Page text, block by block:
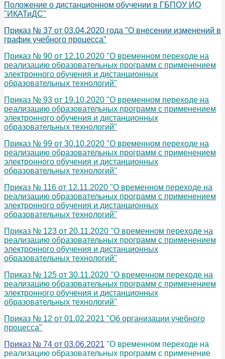
Положение о дистанционном обучении в ГБПОУ ИО
"ИКАТиДС"
Приказ № 37 от 03.04.2020 года "О внесении изменений в
график учебного процесса"
Приказ № 90 от 12.10.2020 "О временном переходе на
реализацию образовательных программ с применением
электронного обучения и дистанционных
образовательных технологий"
Приказ № 93 от 19.10.2020 "О временном переходе на
реализацию образовательных программ с применением
электронного обучения и дистанционных
образовательных технологий"
Приказ № 99 от 30.10.2020 "О временном переходе на
реализацию образовательных программ с применением
электронного обучения и дистанционных
образовательных технологий"
Приказ № 116 от 12.11.2020 "О временном переходе на
реализацию образовательных программ с применением
электронного обучения и дистанционных
образовательных технологий"
Приказ № 123 от 20.11.2020 "О временном переходе на
реализацию образовательных программ с применением
электронного обучения и дистанционных
образовательных технологий"
Приказ № 125 от 30.11.2020 "О временном переходе на
реализацию образовательных программ с применением
электронного обучения и дистанционных
образовательных технологий"
Приказ № 12 от 01.02.2021 "Об организации учебного
процесса"
Приказ № 74 от 03.06.2021 "О временном переходе на
реализацию образовательных программ с применение